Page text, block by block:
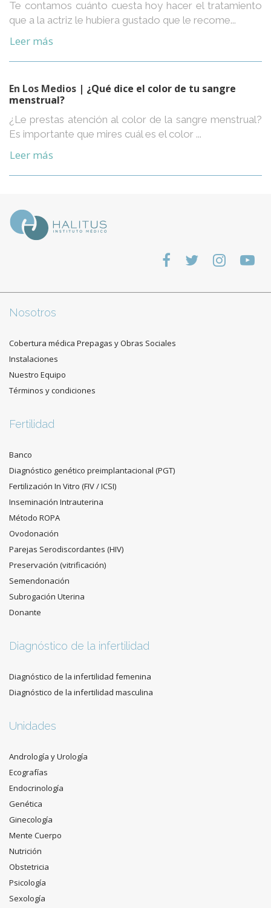
Te contamos cuánto cuesta hoy hacer el tratamiento
que a la actriz le hubiera gustado que le recome...
Leer más
En Los Medios | ¿Qué dice el color de tu sangre
menstrual?
¿Le prestas atención al color de la sangre menstrual?
Es importante que mires cuál es el color ...
Leer más
Nosotros
Cobertura médica Prepagas y Obras Sociales
Instalaciones
Nuestro Equipo
Términos y condiciones
Fertilidad
Banco
Diagnóstico genético preimplantacional (PGT)
Fertilización In Vitro (FIV / ICSI)
Inseminación Intrauterina
Método ROPA
Ovodonación
Parejas Serodiscordantes (HIV)
Preservación (vitrificación)
Semendonación
Subrogación Uterina
Donante
Diagnóstico de la infertilidad
Diagnóstico de la infertilidad femenina
Diagnóstico de la infertilidad masculina
Unidades
Andrología y Urología
Ecografías
Endocrinología
Genética
Ginecología
Mente Cuerpo
Nutrición
Obstetricia
Psicología
Sexología